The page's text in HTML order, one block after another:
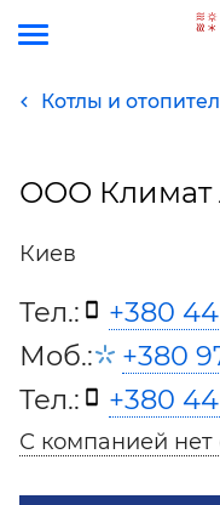
Котлы и
ООО Климат
Киев
Тел.:
+380
Моб.:
+380
Тел.:
+380
С компанией нет